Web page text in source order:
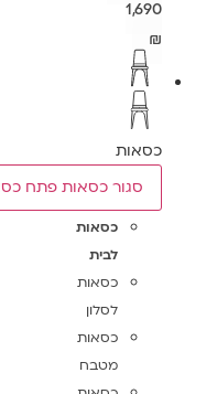
1,690
₪
כסאות
סגור כסאות פתח
כסאות
לבית
כסאות
לסלון
כסאות
מטבח